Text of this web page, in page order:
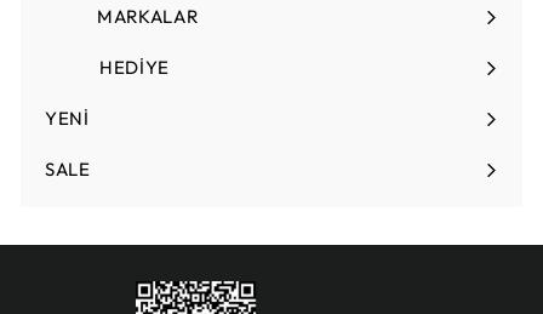
MARKALAR
HEDİYE
Menüyü
genişlet
YENİ
SALE